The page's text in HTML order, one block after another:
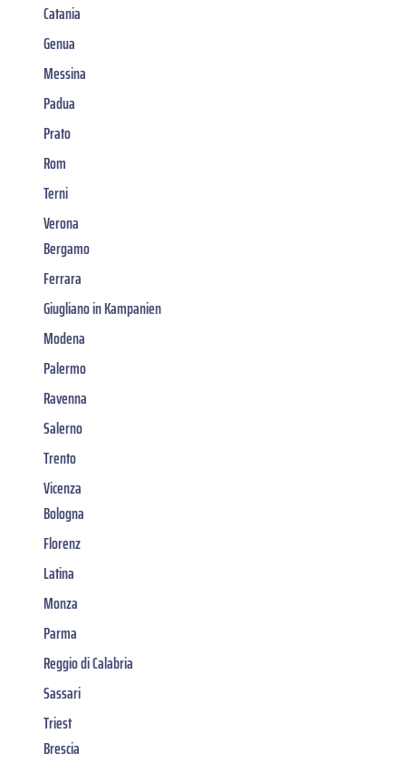
Catania
Genua
Messina
Padua
Prato
Rom
Terni
Verona
Bergamo
Ferrara
Giugliano in Kampanien
Modena
Palermo
Ravenna
Salerno
Trento
Vicenza
Bologna
Florenz
Latina
Monza
Parma
Reggio di Calabria
Sassari
Triest
Brescia